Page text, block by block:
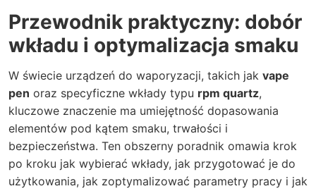
Przewodnik praktyczny: dobór
wkładu i optymalizacja smaku
W świecie urządzeń do waporyzacji, takich jak vape
pen oraz specyficzne wkłady typu rpm quartz,
kluczowe znaczenie ma umiejętność dopasowania
elementów pod kątem smaku, trwałości i
bezpieczeństwa. Ten obszerny poradnik omawia krok
po kroku jak wybierać wkłady, jak przygotować je do
użytkowania, jak zoptymalizować parametry pracy i jak